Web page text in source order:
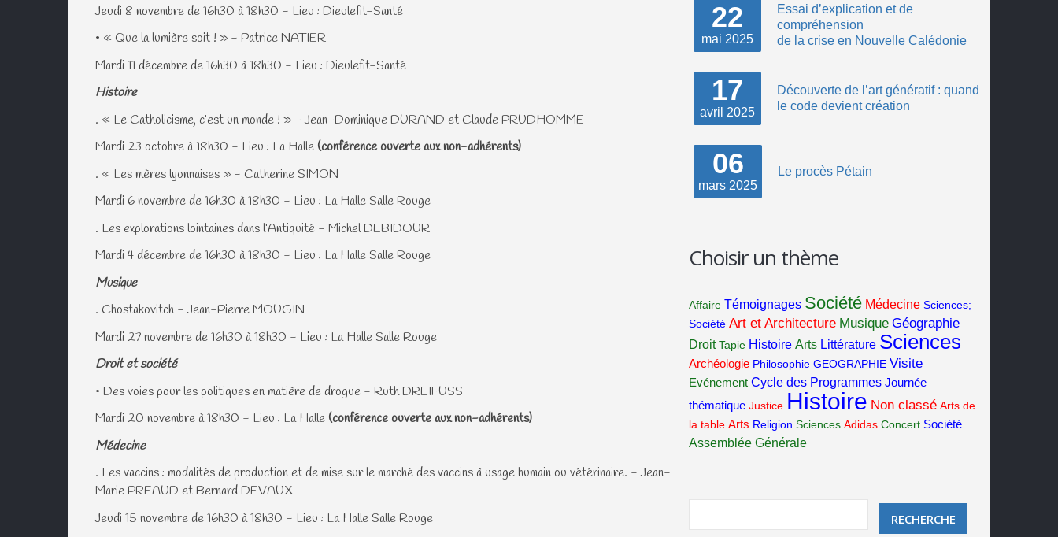
Jeudi 8 novembre de 16h30 à 18h30 - Lieu : Dieulefit-Santé
• « Que la lumière soit ! » - Patrice NATIER
Mardi 11 décembre de 16h30 à 18h30 - Lieu : Dieulefit-Santé
Histoire
. « Le Catholicisme, c’est un monde ! » - Jean-Dominique DURAND et Claude PRUDHOMME
Mardi 23 octobre à 18h30 - Lieu : La Halle (conférence ouverte aux non-adhérents)
. « Les mères lyonnaises » - Catherine SIMON
Mardi 6 novembre de 16h30 à 18h30 - Lieu : La Halle Salle Rouge
. Les explorations lointaines dans l’Antiquité - Michel DEBIDOUR
Mardi 4 décembre de 16h30 à 18h30 - Lieu : La Halle Salle Rouge
Musique
. Chostakovitch - Jean-Pierre MOUGIN
Mardi 27 novembre de 16h30 à 18h30 - Lieu : La Halle Salle Rouge
Droit et société
• Des voies pour les politiques en matière de drogue - Ruth DREIFUSS
Mardi 20 novembre à 18h30 - Lieu : La Halle (conférence ouverte aux non-adhérents)
Médecine
. Les vaccins : modalités de production et de mise sur le marché des vaccins à usage humain ou vétérinaire. - Jean-
Marie PREAUD et Bernard DEVAUX
Jeudi 15 novembre de 16h30 à 18h30 - Lieu : La Halle Salle Rouge
22
mai 2025
Essai d’explication et de
compréhension
de la crise en Nouvelle Calédonie
17
avril 2025
Découverte de l’art génératif : quand
le code devient création
06
mars 2025
Le procès Pétain
Choisir un thème
Affaire Témoignages Société Médecine Sciences;
Société Art et Architecture Musique Géographie
Droit Tapie Histoire Arts Littérature Sciences
Archéologie Philosophie GEOGRAPHIE Visite
Evénement Cycle des Programmes Journée
thématique Justice Histoire Non classé Arts de
la table Arts Religion Sciences Adidas Concert Société
Assemblée Générale